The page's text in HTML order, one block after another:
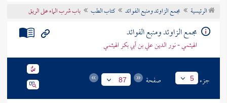
تراجم الأعلام
الرئيسية مجمع الزاوئد ومنبع الفوائد كتاب الطب باب شرب الماء على الريق
مجمع الزاوئد ومنبع الفوائد
الهيثمي - نور الدين علي بن أبي بكر الهيثمي
جزء 5 صفحة 87